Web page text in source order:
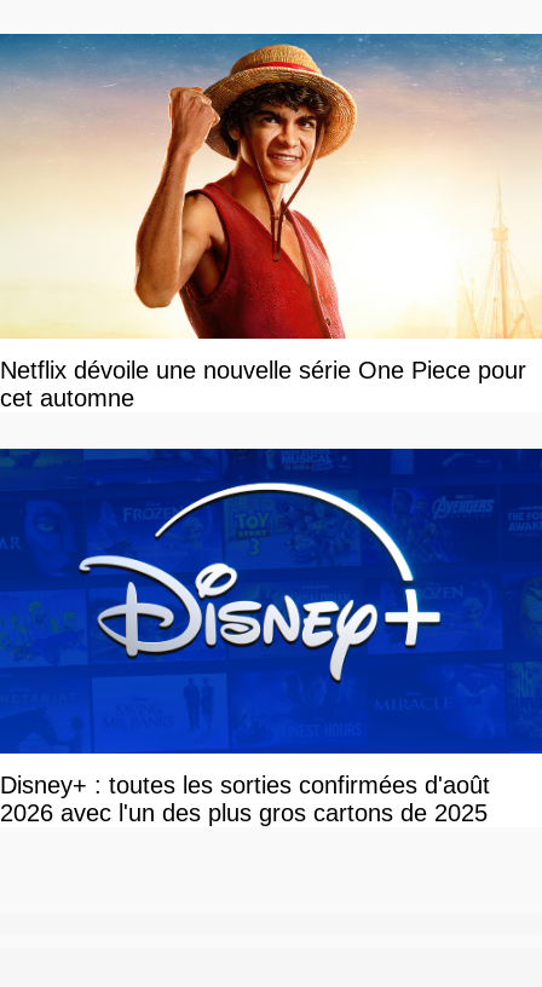
Netflix dévoile une nouvelle série One Piece pour
cet automne
Disney+ : toutes les sorties confirmées d'août
2026 avec l'un des plus gros cartons de 2025